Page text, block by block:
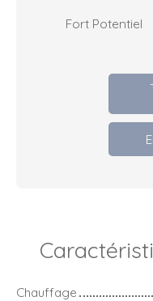
Fort Potentiel
Chauffage